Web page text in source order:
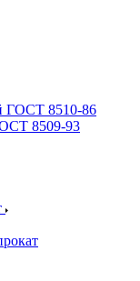
ГОСТ 8510-86
8509-93